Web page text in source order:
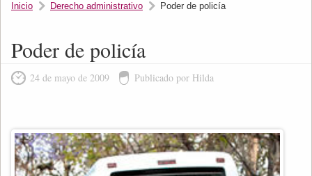
Inicio Derecho administrativo Poder de policía
Poder de policía
24 de mayo de 2009 Publicado por Hilda